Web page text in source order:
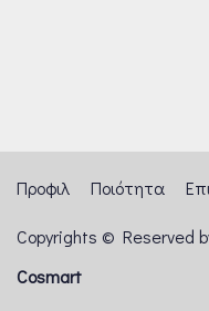
Προφιλ Ποιότητα
Copyrights © Reserved
Cosmart